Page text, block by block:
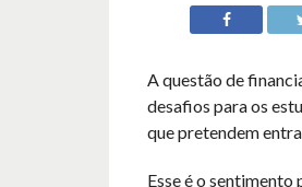
A questão de
desafios para os
que pretendem
Esse é o sentimento